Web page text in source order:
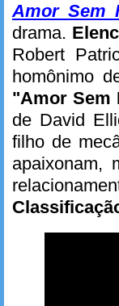
Amor Sem
drama.
Robert
homônimo
"Amor Sem
de David
filho de
apaixonam,